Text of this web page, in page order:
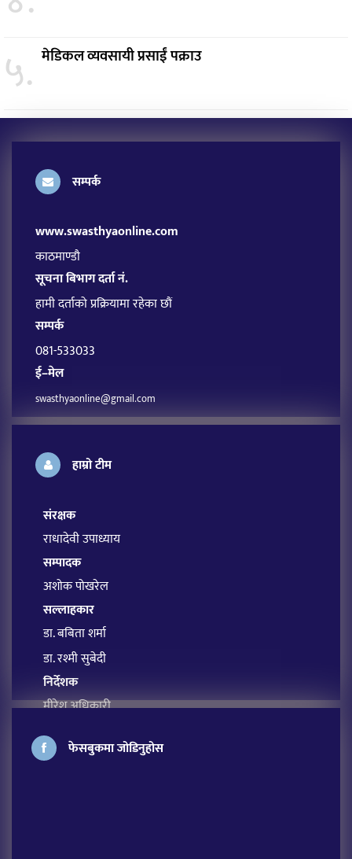
५. मेडिकल व्यवसायी प्रसाईं पक्राउ
सम्पर्क
www.swasthyaonline.com
काठमाण्डौ
सूचना बिभाग दर्ता नं.
हामी दर्ताको प्रक्रियामा रहेका छौं
सम्पर्क
081-533033
ई–मेल
swasthyaonline@gmail.com
हाम्रो टीम
संरक्षक
राधादेवी उपाध्याय
सम्पादक
अशोक पोखरेल
सल्लाहकार
डा. बबिता शर्मा
डा. रश्मी सुबेदी
निर्देशक
मीरेश अधिकारी
सावित्रा आचार्य
फेसबुकमा जोडिनुहोस